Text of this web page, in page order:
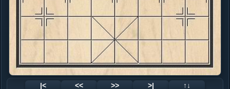
|< << >> >| ↑↓